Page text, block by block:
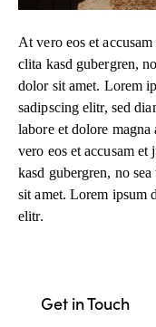
At vero eos et
clita kasd gubergren,
dolor sit amet. Lorem
sadipscing elitr, sed
labore et dolore
vero eos et accusam et
kasd gubergren, no
sit amet. Lorem ipsum
elitr.
Get in Touch